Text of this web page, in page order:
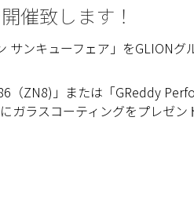
催致します！
ンキューフェア」をGLION
ZN8)」または「GReddy
ガラスコーティングをプレゼン